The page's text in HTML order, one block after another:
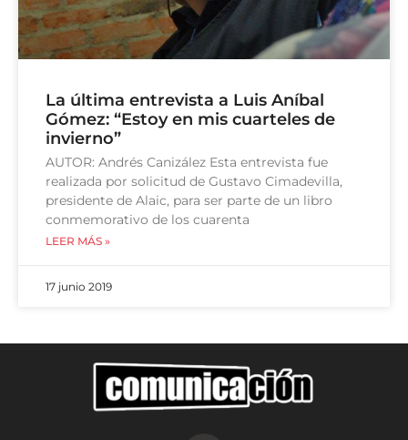
La última entrevista a Luis Aníbal
Gómez: “Estoy en mis cuarteles de
invierno”
AUTOR: Andrés Canizález Esta entrevista fue
realizada por solicitud de Gustavo Cimadevilla,
presidente de Alaic, para ser parte de un libro
conmemorativo de los cuarenta
LEER MÁS »
17 junio 2019